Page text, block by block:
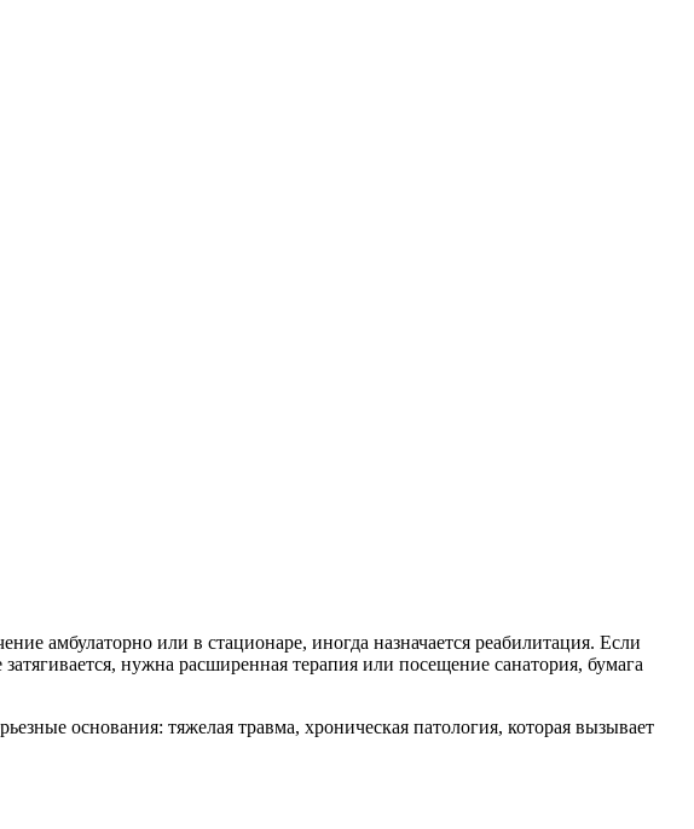
амбулаторно или в стационаре, иногда назначается реабилитация. Если
нужна расширенная терапия или посещение санатория, бумага
основания: тяжелая травма, хроническая патология, которая вызывает